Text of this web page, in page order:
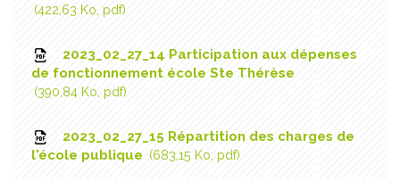
422,63 Ko, pdf
2023_02_27_14 Participation aux dépenses
de fonctionnement école Ste Thérèse
390,84 Ko, pdf
2023_02_27_15 Répartition des charges de
l'école publique
683,15 Ko, pdf